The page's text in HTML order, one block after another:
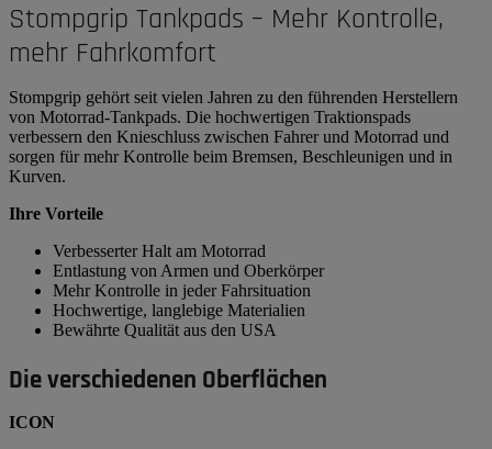
Stompgrip Tankpads – Mehr Kontrolle,
mehr Fahrkomfort
Stompgrip gehört seit vielen Jahren zu den führenden Herstellern
von Motorrad-Tankpads. Die hochwertigen Traktionspads
verbessern den Knieschluss zwischen Fahrer und Motorrad und
sorgen für mehr Kontrolle beim Bremsen, Beschleunigen und in
Kurven.
Ihre Vorteile
Verbesserter Halt am Motorrad
Entlastung von Armen und Oberkörper
Mehr Kontrolle in jeder Fahrsituation
Hochwertige, langlebige Materialien
Bewährte Qualität aus den USA
Die verschiedenen Oberflächen
ICON